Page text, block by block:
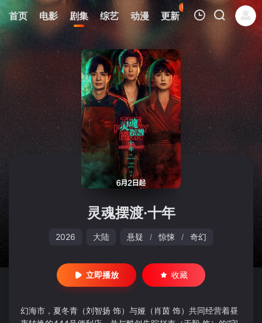
首页 电影 剧集 综艺 动漫 更新
86
热榜 APP
我的观影记录
暂无观看影片的记录
灵魂摆渡·十年
2026 大陆 悬疑 / 惊悚 / 奇幻
立即播放 收藏
幻海市，夏冬青（刘智扬 饰）与娅（肖茵 饰）共同经营着昼